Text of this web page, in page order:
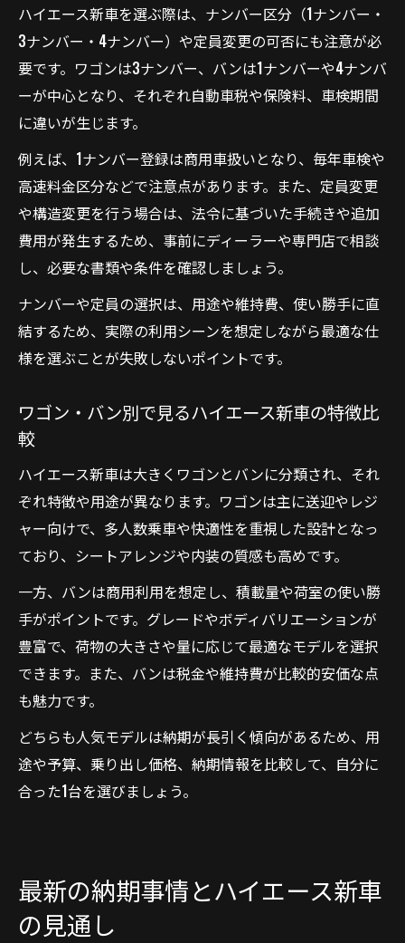
ハイエース新車を選ぶ際は、ナンバー区分（1ナンバー・
3ナンバー・4ナンバー）や定員変更の可否にも注意が必
要です。ワゴンは3ナンバー、バンは1ナンバーや4ナンバ
ーが中心となり、それぞれ自動車税や保険料、車検期間
に違いが生じます。
例えば、1ナンバー登録は商用車扱いとなり、毎年車検や
高速料金区分などで注意点があります。また、定員変更
や構造変更を行う場合は、法令に基づいた手続きや追加
費用が発生するため、事前にディーラーや専門店で相談
し、必要な書類や条件を確認しましょう。
ナンバーや定員の選択は、用途や維持費、使い勝手に直
結するため、実際の利用シーンを想定しながら最適な仕
様を選ぶことが失敗しないポイントです。
ワゴン・バン別で見るハイエース新車の特徴比
較
ハイエース新車は大きくワゴンとバンに分類され、それ
ぞれ特徴や用途が異なります。ワゴンは主に送迎やレジ
ャー向けで、多人数乗車や快適性を重視した設計となっ
ており、シートアレンジや内装の質感も高めです。
一方、バンは商用利用を想定し、積載量や荷室の使い勝
手がポイントです。グレードやボディバリエーションが
豊富で、荷物の大きさや量に応じて最適なモデルを選択
できます。また、バンは税金や維持費が比較的安価な点
も魅力です。
どちらも人気モデルは納期が長引く傾向があるため、用
途や予算、乗り出し価格、納期情報を比較して、自分に
合った1台を選びましょう。
最新の納期事情とハイエース新車
の見通し